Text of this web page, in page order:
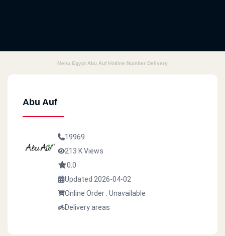
Menu Egypt Abu Auf Hotline Number Delivery
Abu Auf
19969
213 K Views
0.0
Updated 2026-04-02
Online Order : Unavailable
Delivery areas